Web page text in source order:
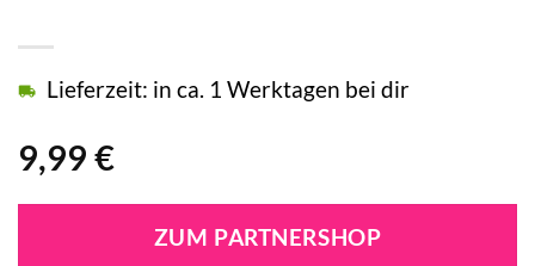
9,99 €
Lieferzeit: in ca. 1 Werktagen bei dir
ZUM PARTNERSHOP